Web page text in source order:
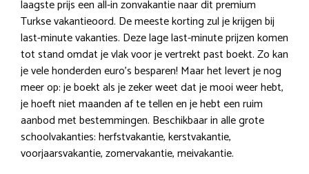
laagste prijs een all-in zonvakantie naar dit premium
Turkse vakantieoord. De meeste korting zul je krijgen bij
last-minute vakanties. Deze lage last-minute prijzen komen
tot stand omdat je vlak voor je vertrekt past boekt. Zo kan
je vele honderden euro’s besparen! Maar het levert je nog
meer op: je boekt als je zeker weet dat je mooi weer hebt,
je hoeft niet maanden af te tellen en je hebt een ruim
aanbod met bestemmingen. Beschikbaar in alle grote
schoolvakanties: herfstvakantie, kerstvakantie,
voorjaarsvakantie, zomervakantie, meivakantie.